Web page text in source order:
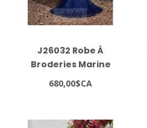
J26032 Robe À
Broderies Marine
680,00$CA